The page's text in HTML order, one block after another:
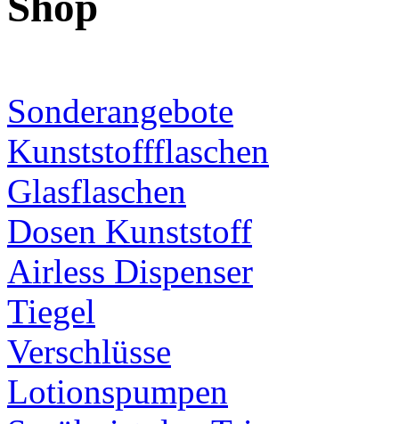
Sonderangebote
Kunststoffflaschen
Glasflaschen
Dosen Kunststoff
Airless Dispenser
Tiegel
Verschlüsse
Lotionspumpen